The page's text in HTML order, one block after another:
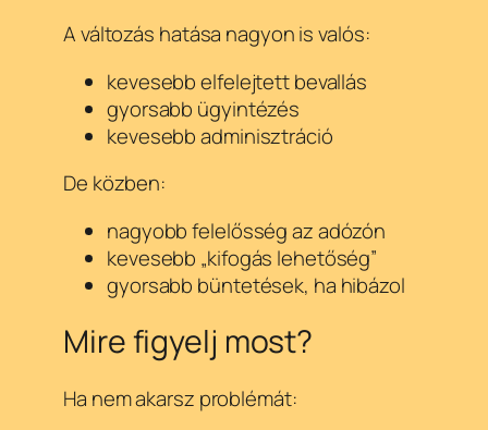
A változás hatása nagyon is valós:
kevesebb elfelejtett bevallás
gyorsabb ügyintézés
kevesebb adminisztráció
De közben:
nagyobb felelősség az adózón
kevesebb „kifogás lehetőség”
gyorsabb büntetések, ha hibázol
Mire figyelj most?
Ha nem akarsz problémát: